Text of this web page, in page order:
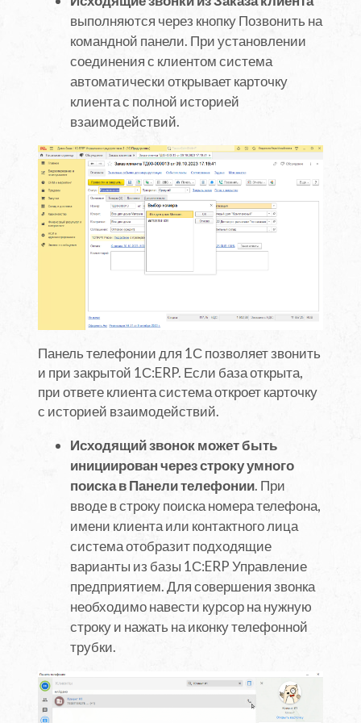
выполняются через кнопку Позвонить на
командной панели. При установлении
соединения с клиентом система
автоматически открывает карточку
клиента с полной историей
взаимодействий.
Панель телефонии для 1С позволяет звонить
и при закрытой 1С:ERP. Если база открыта,
при ответе клиента система откроет карточку
с историей взаимодействий.
Исходящий звонок может быть
инициирован через строку умного
поиска в Панели телефонии. При
вводе в строку поиска номера телефона,
имени клиента или контактного лица
система отобразит подходящие
варианты из базы 1С:ERP Управление
предприятием. Для совершения звонка
необходимо навести курсор на нужную
строку и нажать на иконку телефонной
трубки.